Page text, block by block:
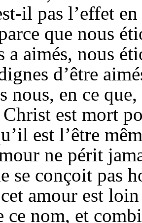
il pas l’effet
que nous
a aimés, nous
d’être
nous, en ce
Christ est mort
est l’être
ne périt
se conçoit pas
amour est
ce nom, et